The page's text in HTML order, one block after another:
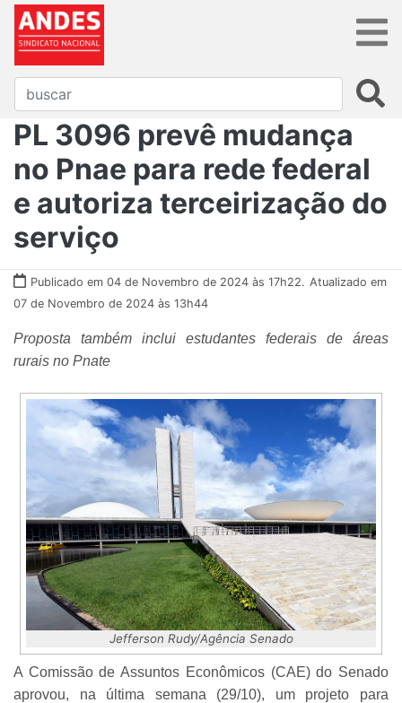
PL 3096 prevê mudança
no Pnae para rede federal
e autoriza terceirização do
serviço
Publicado em 04 de Novembro de 2024 às 17h22. Atualizado em
07 de Novembro de 2024 às 13h44
Proposta também inclui estudantes federais de áreas
rurais no Pnate
Jefferson Rudy/Agência Senado
A Comissão de Assuntos Econômicos (CAE) do Senado
aprovou, na última semana (29/10), um projeto para